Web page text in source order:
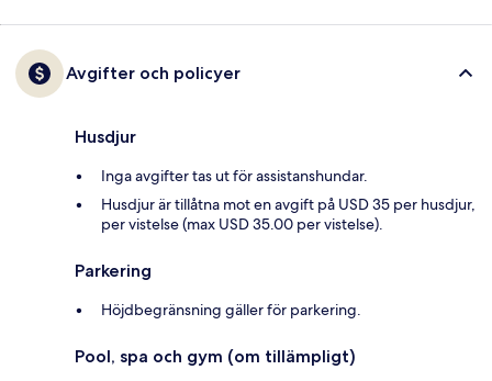
Avgifter och policyer
Husdjur
Inga avgifter tas ut för assistanshundar.
Husdjur är tillåtna mot en avgift på USD 35 per husdjur,
per vistelse (max USD 35.00 per vistelse).
Parkering
Höjdbegränsning gäller för parkering.
Pool, spa och gym (om tillämpligt)